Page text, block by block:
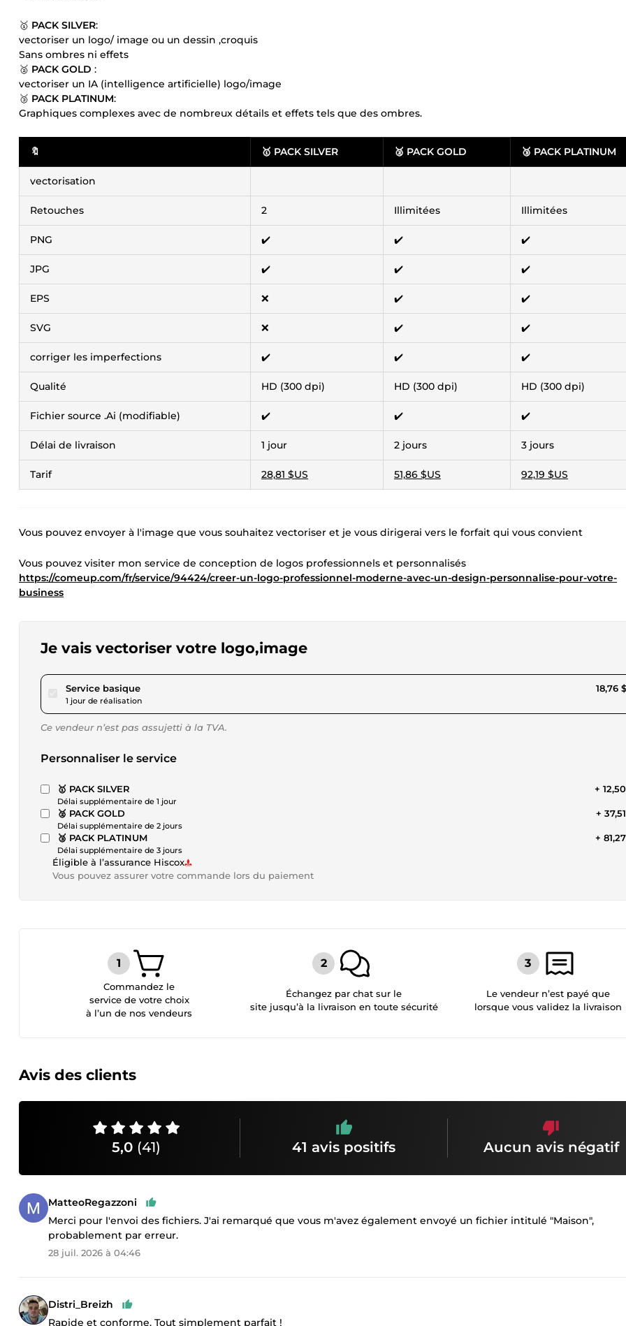
🥇 PACK SILVER:
vectoriser un logo/ image ou un dessin ,croquis
Sans ombres ni effets
🥈 PACK GOLD :
vectoriser un IA (intelligence artificielle) logo/image
🥉 PACK PLATINUM:
Graphiques complexes avec de nombreux détails et effets tels que des ombres.
🔖 🥇 PACK SILVER 🥈 PACK GOLD 🥉 PACK PLATINUM
vectorisation
Retouches 2 Illimitées Illimitées
PNG ✔️ ✔️ ✔️
JPG ✔️ ✔️ ✔️
EPS ❌ ✔️ ✔️
SVG ❌ ✔️ ✔️
corriger les imperfections ✔️ ✔️ ✔️
Qualité HD (300 dpi) HD (300 dpi) HD (300 dpi)
Fichier source .Ai (modifiable) ✔️ ✔️ ✔️
Délai de livraison 1 jour 2 jours 3 jours
Tarif 28,81 $US 51,86 $US 92,19 $US
Vous pouvez envoyer à l'image que vous souhaitez vectoriser et je vous dirigerai vers le forfait qui vous convient
Vous pouvez visiter mon service de conception de logos professionnels et personnalisés
https://comeup.com/fr/service/94424/creer-un-logo-professionnel-moderne-avec-un-design-personnalise-pour-votre-
business
Je vais vectoriser votre logo,image
Service basiquepour 17,29 $US
1 jour de réalisation
18,76
Ce vendeur n’est pas assujetti à la TVA.
Personnaliser le service
🥇 PACK SILVER
Délai supplémentaire de 1 jour
+
🥈 PACK GOLD
Délai supplémentaire de 2 jours
+
🥉 PACK PLATINUM
Délai supplémentaire de 3 jours
+
Éligible à l’assurance Hiscox
Vous pouvez assurer votre commande lors du paiement
Commandez le
service de votre choix
à l’un de nos vendeurs
Échangez par chat sur le
site jusqu’à la livraison en toute sécurité
Le vendeur n’est payé que
lorsque vous validez la livraison
Avis des clients
5,0 (41) 41 avis positifs Aucun avis négatif
MatteoRegazzoni
Merci pour l'envoi des fichiers. J'ai remarqué que vous m'avez également envoyé un fichier intitulé "Maison",
probablement par erreur.
28 juil. 2026 à 04:46
Distri_Breizh
Rapide et conforme. Tout simplement parfait !